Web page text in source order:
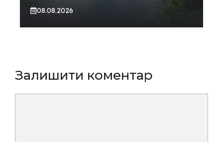
08.08.2026
Залишити коментар